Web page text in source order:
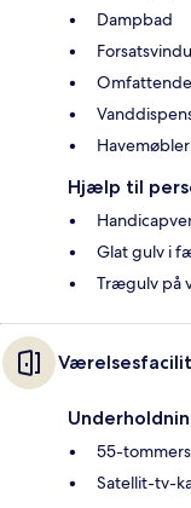
Dampbad
Havemøbler
Hjælp til
Glat gulv i
Trægulv på
55-
Satellit-tv-